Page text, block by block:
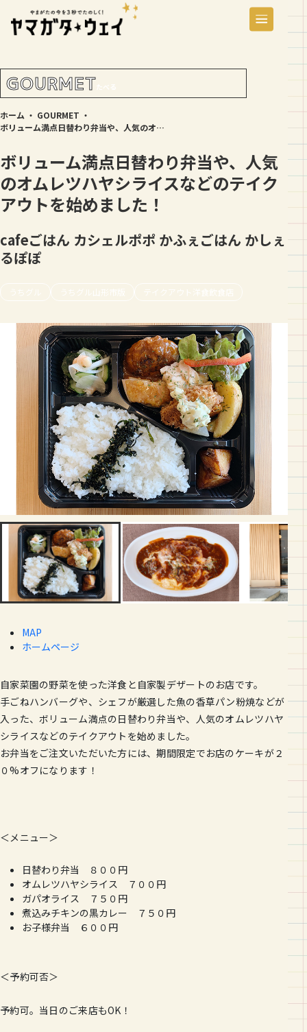
GOURMETたべる
ホーム ・ GOURMET ・
ボリューム満点日替わり弁当や、人気のオムレツハヤシライスなどのテイクアウトを始めました！
ボリューム満点日替わり弁当や、人気
のオムレツハヤシライスなどのテイク
アウトを始めました！
cafeごはん カシェルポポ かふぇごはん かしぇ
るぽぽ
うちグル うちグル山形市版 テイクアウト洋食飲食店
MAP
ホームページ
自家菜園の野菜を使った洋食と自家製デザートのお店です。
手ごねハンバーグや、シェフが厳選した魚の香草パン粉焼などが
入った、ボリューム満点の日替わり弁当や、人気のオムレツハヤ
シラ イスなどのテイクアウトを始めました。
お弁当をご注文いただいた方には、期間限定でお店のケーキが２
０%オフになります！
＜メニュー＞
日替わり弁当 ８００円
オムレツハヤシライス ７００円
ガパオライス ７５０円
煮込みチキンの黒カレー ７５０円
お子様弁当 ６００円
＜予約可否＞
予約可。当日のご来店もOK！